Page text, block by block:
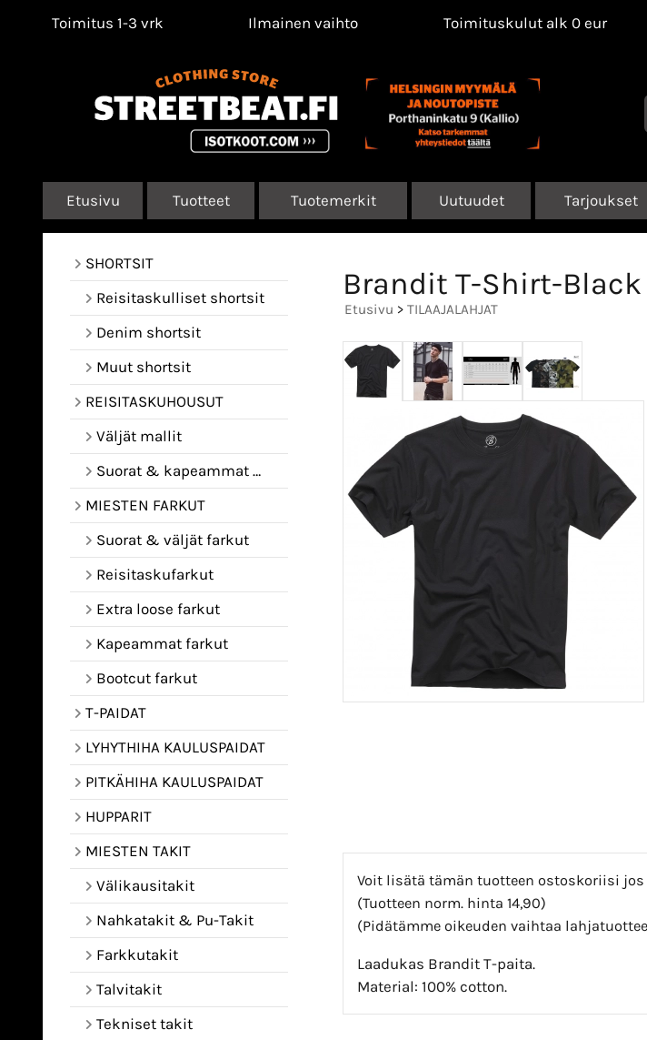
Toimitus 1-3 vrk Ilmainen vaihto Toimituskulut alk 0 eur
Etusivu Tuotteet Tuotemerkit Uutuudet Tarjoukset
SHORTSIT
Reisitaskulliset shortsit
Denim shortsit
Muut shortsit
REISITASKUHOUSUT
Väljät mallit
Suorat & kapeammat mallit
MIESTEN FARKUT
Suorat & väljät farkut
Reisitaskufarkut
Extra loose farkut
Kapeammat farkut
Bootcut farkut
T-PAIDAT
LYHYTHIHA KAULUSPAIDAT
PITKÄHIHA KAULUSPAIDAT
HUPPARIT
MIESTEN TAKIT
Välikausitakit
Nahkatakit & Pu-Takit
Farkkutakit
Talvitakit
Tekniset takit
Brandit T-Shirt-
Etusivu > TILAAJALAHJAT
Voit lisätä tämän tuotteen ostoskoriisi
(Tuotteen norm. hinta 14,90)
(Pidätämme oikeuden vaihtaa
Laadukas Brandit T-paita.
Material: 100% cotton.